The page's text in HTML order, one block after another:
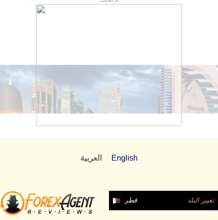
العربية English
قطر تغيير البلد